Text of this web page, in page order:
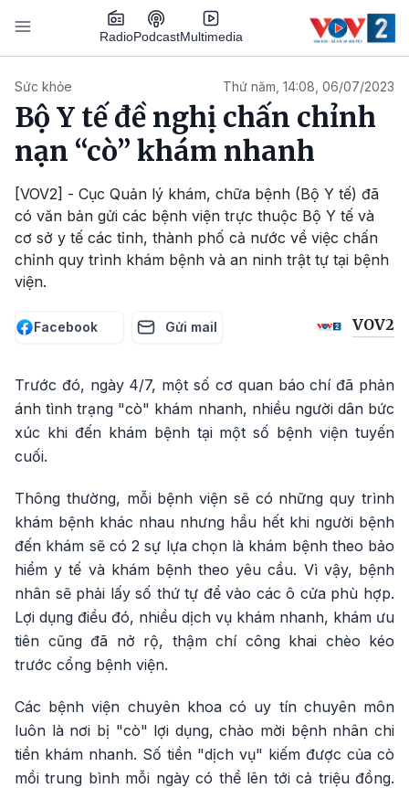
Nhảy đến nội dung
RadioPodcastMultimedia
Sức khỏe Thứ năm, 14:08, 06/07/2023
Bộ Y tế đề nghị chấn chỉnh
nạn “cò” khám nhanh
[VOV2] - Cục Quản lý khám, chữa bệnh (Bộ Y tế) đã
có văn bản gửi các bệnh viện trực thuộc Bộ Y tế và
cơ sở y tế các tỉnh, thành phố cả nước về việc chấn
chỉnh quy trình khám bệnh và an ninh trật tự tại bệnh
viện.
Facebook Gửi mail VOV2
Trước đó, ngày 4/7, một số cơ quan báo chí đã phản
ánh tình trạng "cò" khám nhanh, nhiều người dân bức
xúc khi đến khám bệnh tại một số bệnh viện tuyến
cuối.
Thông thường, mỗi bệnh viện sẽ có những quy trình
khám bệnh khác nhau nhưng hầu hết khi người bệnh
đến khám sẽ có 2 sự lựa chọn là khám bệnh theo bảo
hiểm y tế và khám bệnh theo yêu cầu. Vì vậy, bệnh
nhân sẽ phải lấy số thứ tự để vào các ô cửa phù hợp.
Lợi dụng điều đó, nhiều dịch vụ khám nhanh, khám ưu
tiên cũng đã nở rộ, thậm chí công khai chèo kéo
trước cổng bệnh viện.
Các bệnh viện chuyên khoa có uy tín chuyên môn
luôn là nơi bị "cò" lợi dụng, chào mời bệnh nhân chi
tiền khám nhanh. Số tiền "dịch vụ" kiếm được của cò
mồi trung bình mỗi ngày có thể lên tới cả triệu đồng.